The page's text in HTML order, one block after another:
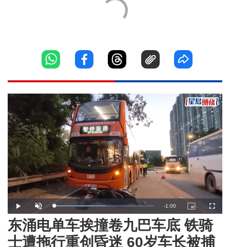
Play Unmute Loaded:
52.03%
Remaining
Time
-1:00
Picture-
in-
Picture
东涌电单车挨撞卷九巴车底 铁骑
士遭拖行重创昏迷 60岁车长被捕